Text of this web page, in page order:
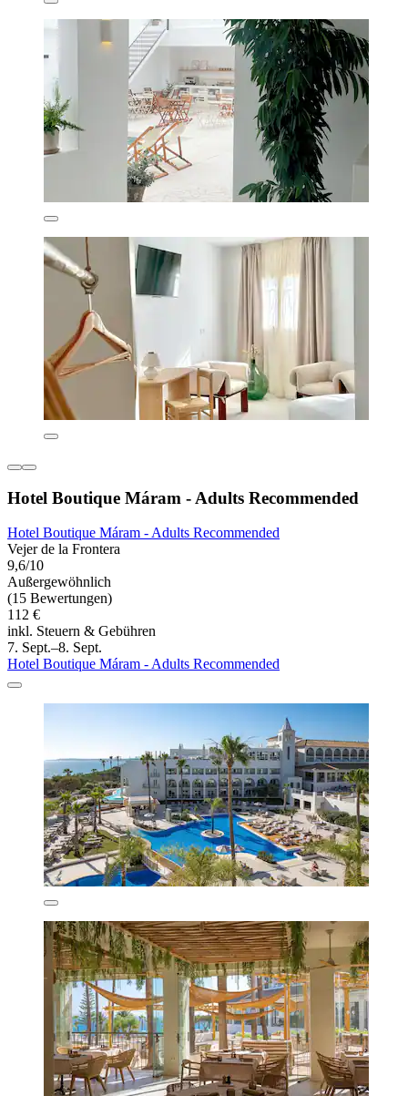
Hotel Boutique Máram - Adults Recommended
Hotel Boutique Máram - Adults Recommended
Vejer de la Frontera
9,6/10
Außergewöhnlich
(15 Bewertungen)
112 €
inkl. Steuern & Gebühren
7. Sept.–8. Sept.
Hotel Boutique Máram - Adults Recommended